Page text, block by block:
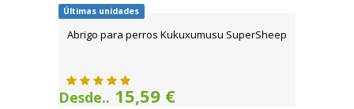
Últimas unidades
Abrigo para perros Kukuxumusu SuperSheep
Desde.. 15,59 €